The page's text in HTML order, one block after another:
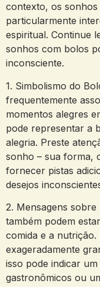
contexto, os
particularmente⁤
espiritual. Continue
sonhos com bolos
⁤inconsciente.
1. Simbolismo do
frequentemente
momentos alegres
pode representar a
⁤alegria. Preste
sonho – sua forma,
‍fornecer pistas⁣
desejos⁢
2. Mensagens
também podem
comida e‍ a
exageradamente
isso⁢ pode indicar
gastronômicos ou